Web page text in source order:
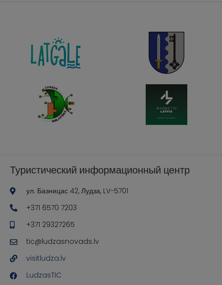
Туристический информационный центр
ул. Базницас 42, Лудза, LV-5701
+371 6570 7203
+371 29327265
tic@ludzasnovads.lv
visitludza.lv
LudzasTIC